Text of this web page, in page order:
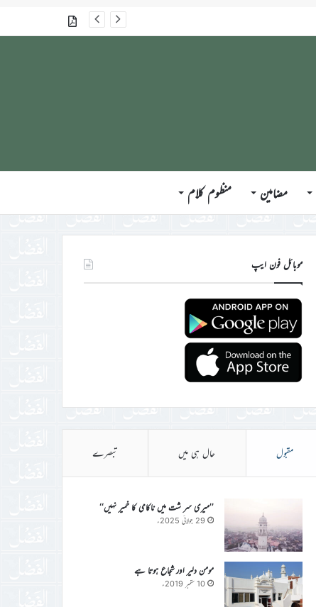
گذشتہ شمارے
مضامین منظوم کلام
موبائل فون ایپ
مقبول حال ہی میں تبصرے
’’میری سر شت میں ناکامی کا خمیر نہیں‘‘
29 جولائی 2025ء
مومن دلیر اور شجاع ہوتا ہے
10 ستمبر 2019ء